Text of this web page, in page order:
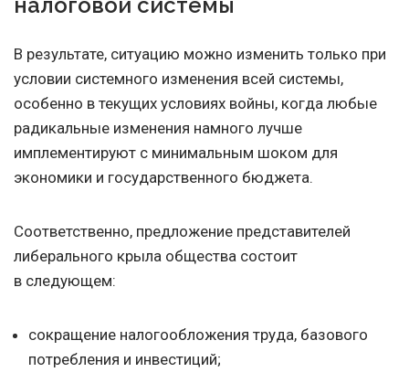
налоговой системы
В результате, ситуацию можно изменить только при
условии системного изменения всей системы,
особенно в текущих условиях войны, когда любые
радикальные изменения намного лучше
имплементируют с минимальным шоком для
экономики и государственного бюджета.
Соответственно, предложение представителей
либерального крыла общества состоит
в следующем:
сокращение налогообложения труда, базового
потребления и инвестиций;